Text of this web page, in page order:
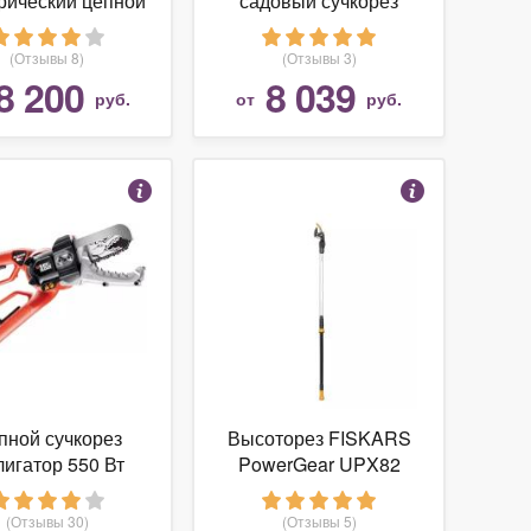
RPP750S
(Отзывы 8)
200 руб.
Fiskars UPX86
(Отзывы 3)
от 8 039 руб.
сучкорез
550 Вт
QS
(Отзывы 30)
Высоторез FISKARS
PowerGear UPX82
(Отзывы 5)